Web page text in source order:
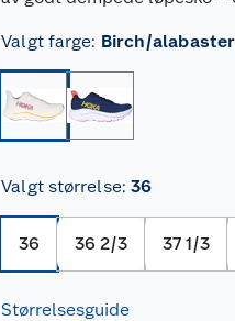
Valgt farge: Birch/alabaster
Valgt størrelse: 36
36 36 2/3 37 1/3
Størrelsesguide